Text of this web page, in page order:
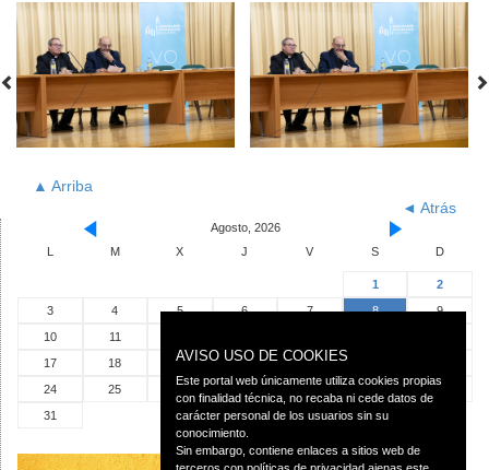
▲ Arriba
◄ Atrás
Agosto, 2026
L
M X J V S D
1
2
3
4 5 6 7 8
9
10
11
17
18 19 20 21
24
25 27
31
AVISO USO DE COOKIES
Este portal web únicamente utiliza cookies propias
con finalidad técnica, no recaba ni cede datos de
carácter personal de los usuarios sin su
conocimiento.
Sin embargo, contiene enlaces a sitios web de